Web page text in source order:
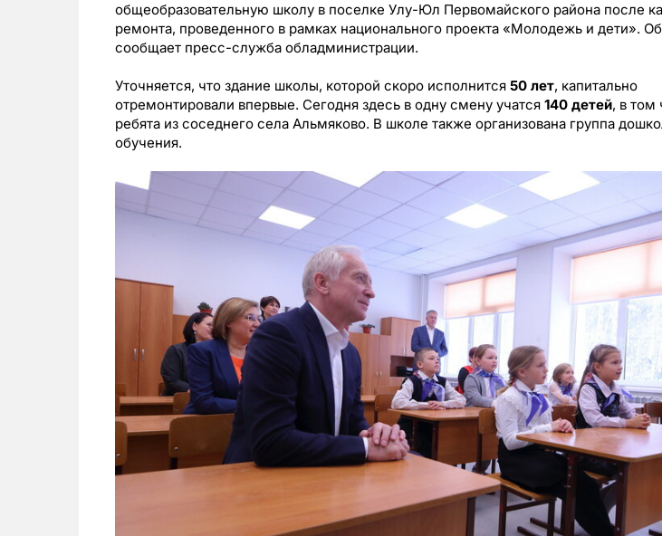
общеобразовательную школу в поселке Улу-Юл Первомайского района после
ремонта, проведенного в рамках национального проекта «Молодежь и дети».
сообщает пресс-служба обладминистрации.
Уточняется, что здание школы, которой скоро исполнится 50 лет, капитально
отремонтировали впервые. Сегодня здесь в одну смену учатся 140 детей, в том
ребята из соседнего села Альмяково. В школе также организована группа
обучения.